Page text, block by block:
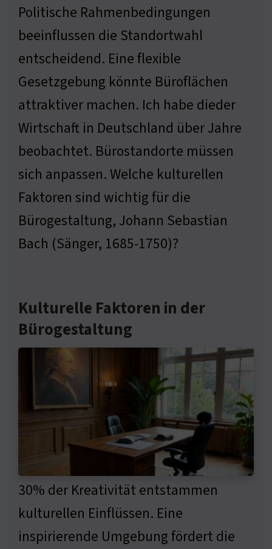
Politische Rahmenbedingungen
beeinflussen die Standortwahl
entscheidend. Eine flexible
Gesetzgebung könnte Büroflächen
attraktiver machen. Ich habe dieder
Wirtschaft in Deutschland über Jahre
beobachtet. Bürostandorte müssen
sich anpassen. Welche kulturellen
Faktoren sind wichtig für die
Bürogestaltung, Johann Sebastian
Bach (Sänger, 1685-1750)?
Kulturelle Faktoren in der
Bürogestaltung
30% der Kreativität entstammen
kulturellen Einflüssen. Eine
inspirierende Umgebung fördert die